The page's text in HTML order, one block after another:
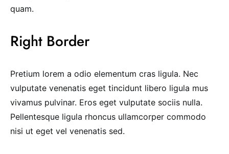
quam.
Right Border
Pretium lorem a odio elementum cras ligula. Nec
vulputate venenatis eget tincidunt libero ligula mus
vivamus pulvinar. Eros eget vulputate sociis nulla.
Pellentesque ligula rhoncus ullamcorper commodo
nisi ut eget vel venenatis sed.